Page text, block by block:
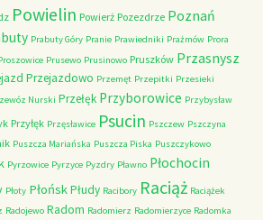
Powielin Powierż Pozezdrze Poznań
Prabuty Góry Pranie Prawiedniki Prażmów Prora
Prusewo Prusinowo Pruszków Przasnysz
Przejazdowo Przemęt Przepitki Przesieki
Nurski Przełęk Przyborowice Przybysław
Przyłęk Przęsławice Psucin Pszczew Pszczyna
Puszcza Mariańska Puszcza Piska Puszczykowo
Pyrzowice Pyrzyce Pyzdry Pławno Płochocin
Płoty PłońskPłudy Racibory Raciąż Raciążek
Radojewo Radom Radomierz Radomierzyce Radomka